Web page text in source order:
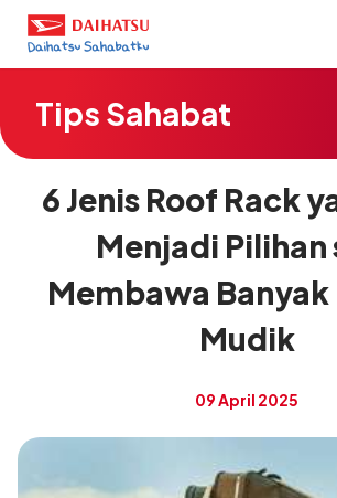
Tips Sahabat
6 Jenis Roof Rack
Menjadi Pilihan
Membawa Banyak
Mudik
09 April 2025